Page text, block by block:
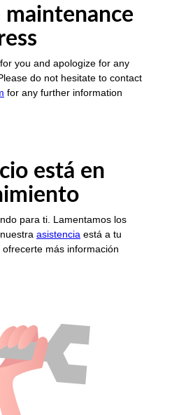
maintenance
you and apologize for any
do not hesitate to contact
for any further information
está en
para ti. Lamentamos los
asistencia está a tu
más información